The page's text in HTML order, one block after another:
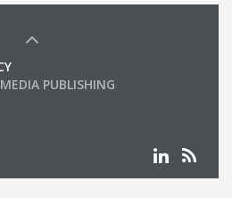
PUBLISHING